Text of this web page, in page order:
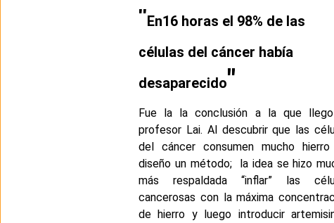
"En16 horas el 98% de las
células del cáncer había
desaparecido"
Fue la la conclusión a la que
profesor Lai. Al descubrir que las
del cáncer consumen mucho
diseño un método; la idea se hizo
más respaldada “inflar” las
cancerosas con la máxima
de hierro y luego introducir